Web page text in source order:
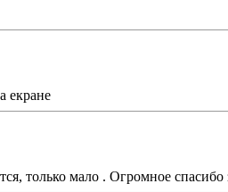
екране
только мало . Огромное